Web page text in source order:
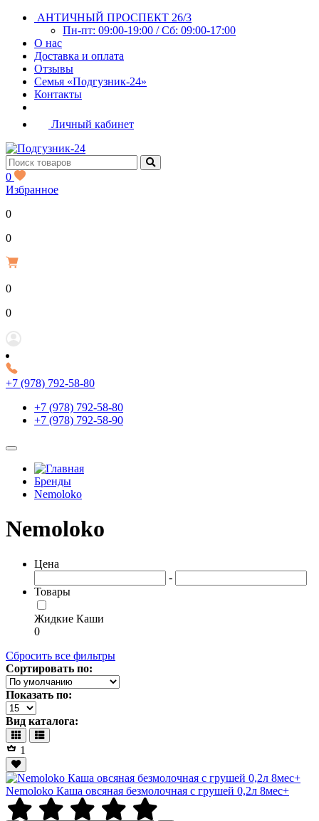
АНТИЧНЫЙ ПРОСПЕКТ 26/3
Пн-пт: 09:00-19:00 / Сб: 09:00-17:00
О нас
Доставка и оплата
Отзывы
Семья «Подгузник-24»
Контакты
Личный кабинет
0
Избранное
0
0Р
0
0Р
+7 (978) 792-58-80
+7 (978) 792-58-80
+7 (978) 792-58-90
Бренды
Nemoloko
Nemoloko
Цена
-
Товары
Жидкие Каши
0
Сбросить все фильтры
Сортировать по:
Показать по:
Вид каталога:
1
Nemoloko Каша овсяная безмолочная с грушей 0,2л 8мес+